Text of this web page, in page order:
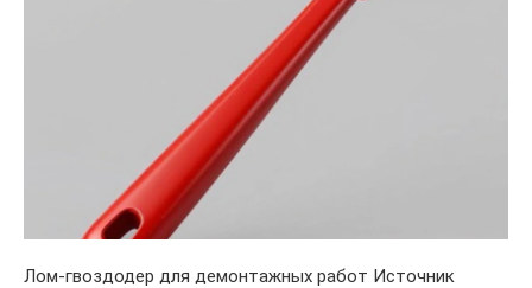
Лом-гвоздодер для демонтажных работ Источник